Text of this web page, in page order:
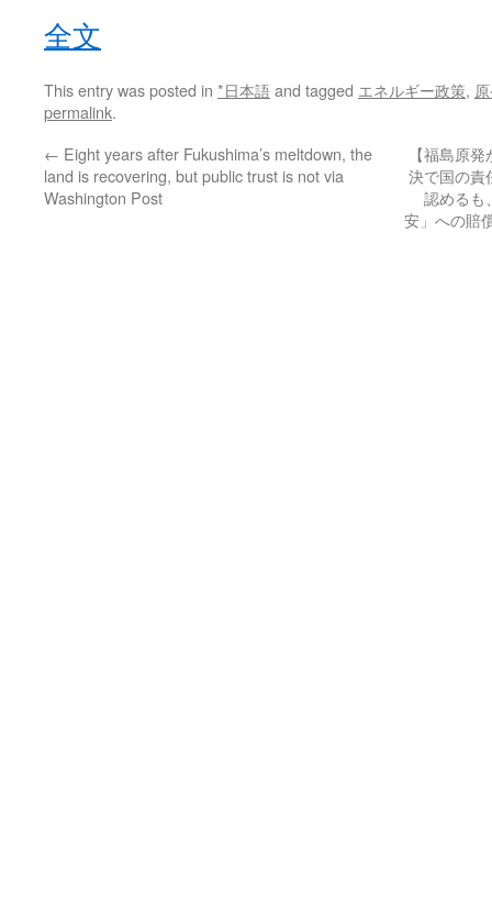
全文
This entry was posted in *日本語and tagged エネルギー政策,
permalink.
← Eight years after Fukushima’s meltdown, the
land is recovering, but public trust is not via
Washington Post
【福島原
決で国の責
認めるも
安」への賠